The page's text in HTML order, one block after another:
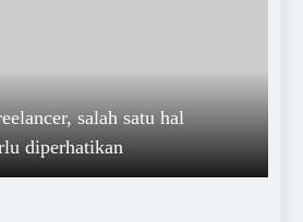
salah satu hal
diperhatikan